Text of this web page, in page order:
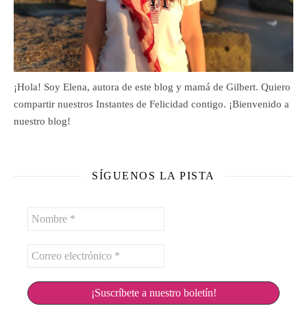
¡Hola! Soy Elena, autora de este blog y mamá de Gilbert. Quiero
compartir nuestros Instantes de Felicidad contigo. ¡Bienvenido a
nuestro blog!
SÍGUENOS LA PISTA
Nombre
Correo
*